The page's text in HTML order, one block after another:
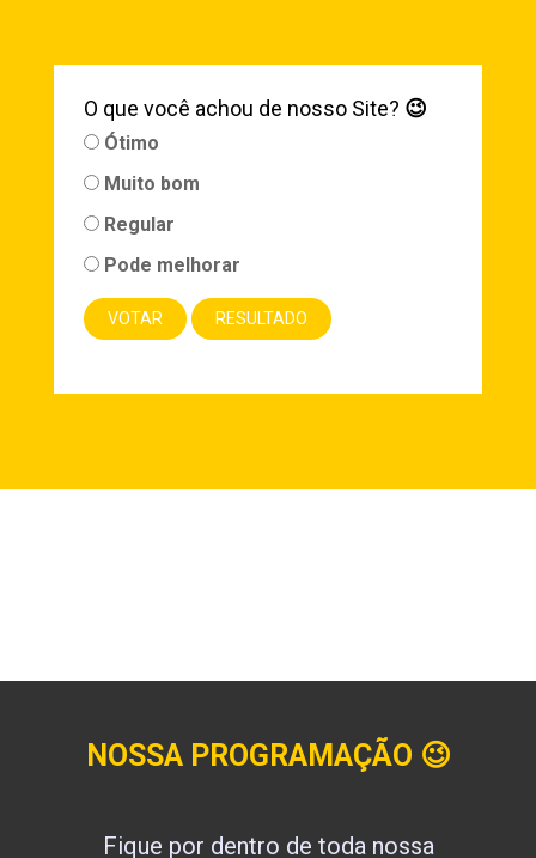
O que você achou de nosso Site? 😉
Ótimo
Muito bom
Regular
Pode melhorar
NOSSA PROGRAMAÇÃO 😉
Fique por dentro de toda nossa